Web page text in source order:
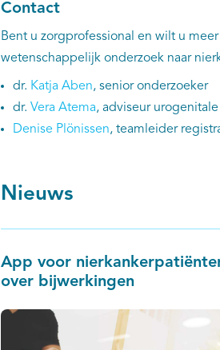
Contact
Bent u zorgprofessional en wilt u
wetenschappelijk onderzoek naar
dr. Katja Aben, senior onderzoeker
dr. Vera Atema, adviseur
Denise Plönissen, teamleider
Nieuws
App voor
over bijwerkingen